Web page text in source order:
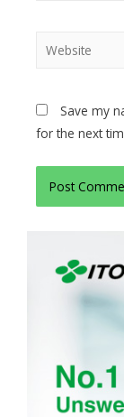
Save my
for the next